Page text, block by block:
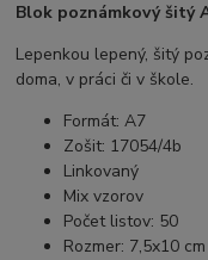
Blok poznámkový šitý
Lepenkou lepený, šitý
doma, v práci či v škole.
Formát: A7
Zošit: 17054/4b
Linkovaný
Mix vzorov
Počet listov: 50
Rozmer: 7,5x10 cm